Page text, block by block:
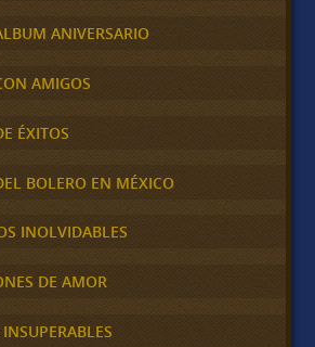
ANIVERSARIO
AMIGOS
ÉXITOS
BOLERO EN MÉXICO
INOLVIDABLES
DE AMOR